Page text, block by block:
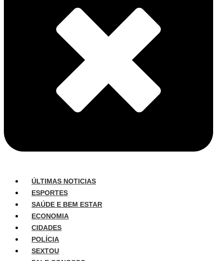
ÚLTIMAS NOTICIAS
ESPORTES
SAÚDE E BEM ESTAR
ECONOMIA
CIDADES
POLÍCIA
SEXTOU